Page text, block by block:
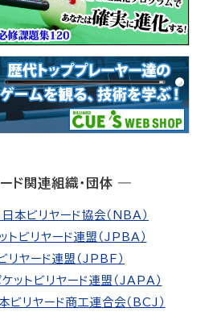
ド関連組織・団体 ―
本ビリヤード協会（NBA）
トビリヤード連盟（JPBA）
リヤード連盟（JPBF）
ットビリヤード連盟（JAPA）
ビリヤード商工連合会（BCJ）